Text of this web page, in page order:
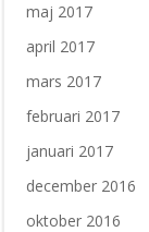
maj 2017
april 2017
mars 2017
februari 2017
januari 2017
december 2016
oktober 2016